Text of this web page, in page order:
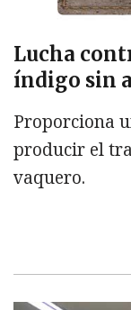
Lucha
índigo sin
Proporciona
producir el
vaquero.